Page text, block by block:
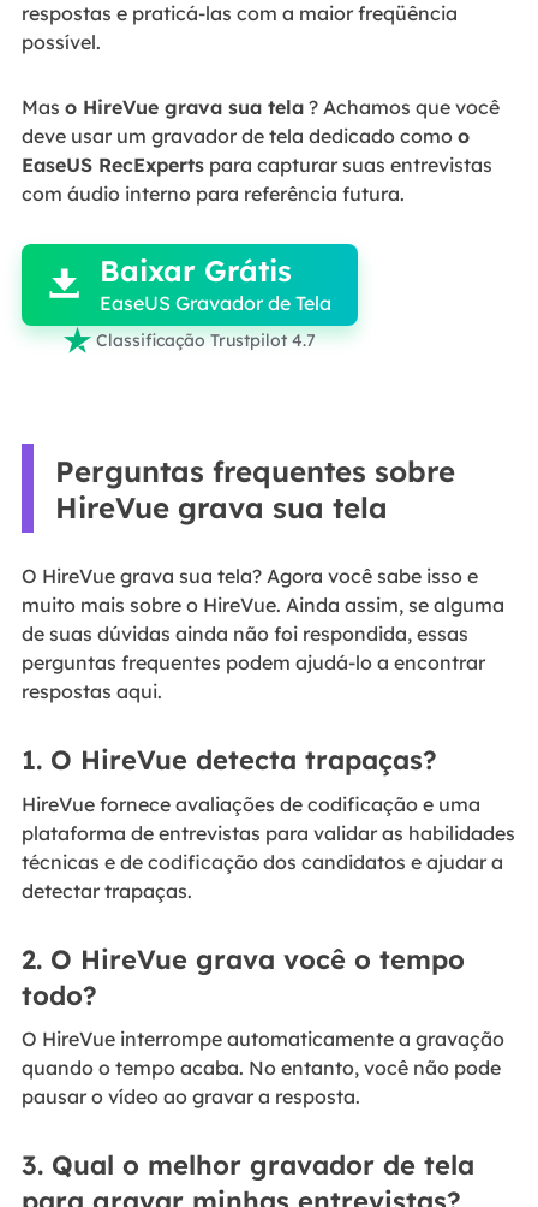
respostas e praticá-las com a maior freqüência
possível.
Mas o HireVue grava sua tela? Achamos que você
deve usar um gravador de tela dedicado como o
EaseUS RecExpertspara capturar suas entrevistas
com áudio interno para referência futura.

 Baixar Grátis
EaseUS Gravador de Tela
 Classificação Trustpilot 4.7
Perguntas frequentes sobre
HireVue grava sua tela
O HireVue grava sua tela? Agora você sabe isso e
muito mais sobre o HireVue. Ainda assim, se alguma
de suas dúvidas ainda não foi respondida, essas
perguntas frequentes podem ajudá-lo a encontrar
respostas aqui.
1. O HireVue detecta trapaças?
HireVue fornece avaliações de codificação e uma
plataforma de entrevistas para validar as habilidades
técnicas e de codificação dos candidatos e ajudar a
detectar trapaças.
2. O HireVue grava você o tempo
todo?
O HireVue interrompe automaticamente a gravação
quando o tempo acaba. No entanto, você não pode
pausar o vídeo ao gravar a resposta.
3. Qual o melhor gravador de tela